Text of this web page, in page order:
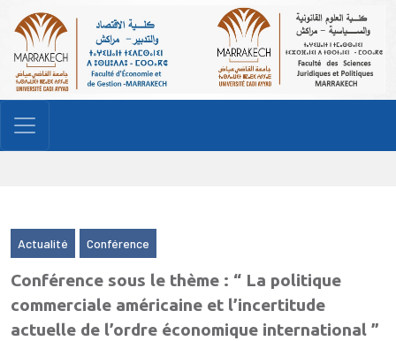
Actualité Conférence
Conférence sous le thème : “ La politique
commerciale américaine et l’incertitude
actuelle de l’ordre économique international ”